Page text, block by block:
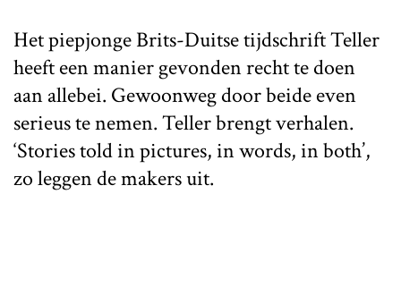
Het piepjonge Brits-Duitse tijdschrift Teller
heeft een manier gevonden recht te doen
aan allebei. Gewoonweg door beide even
serieus te nemen. Teller brengt verhalen.
‘Stories told in pictures, in words, in both’,
zo leggen de makers uit.